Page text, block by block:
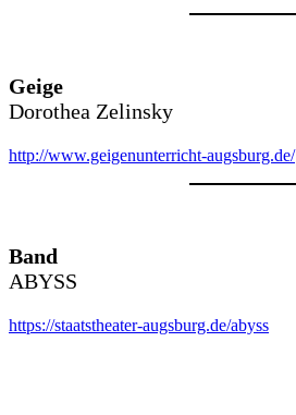
Geige
Dorothea Zelinsky
http://www.geigenunterricht-augsburg.de/
Band
ABYSS
https://staatstheater-augsburg.de/abyss